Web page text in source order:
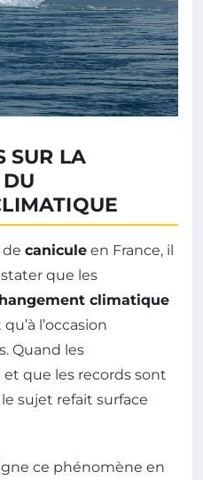
SUR LA
canicule en France, il
que les
climatique
l’occasion
Quand les
que les records sont
sujet refait surface
ce phénomène en